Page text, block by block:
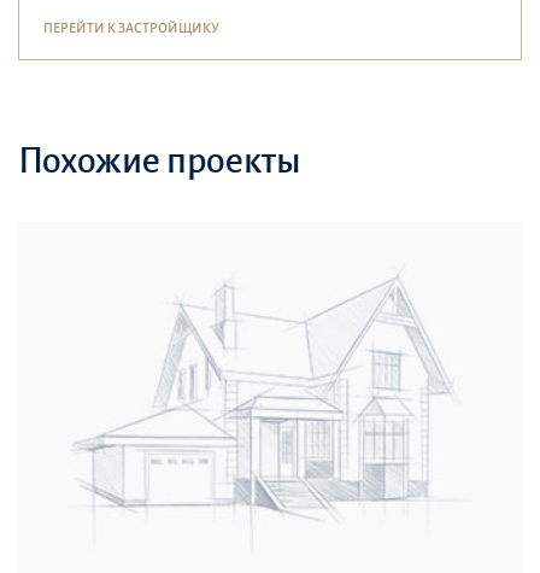
ПЕРЕЙТИ К ЗАСТРОЙЩИКУ
Похожие проекты